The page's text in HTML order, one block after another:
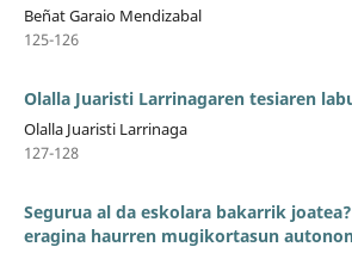
Beñat Garaio Mendizabal
125-126
Olalla Juaristi Larrinagaren tesiaren
Olalla Juaristi Larrinaga
127-128
Segurua al da eskolara bakarrik
eragina haurren mugikortasun